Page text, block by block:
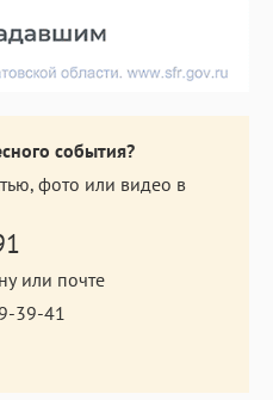
события?
фото или видео в
или почте
39-41